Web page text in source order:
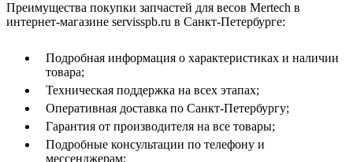
Преимущества покупки запчастей для весов Mertech в
интернет-магазине servisspb.ru в Санкт-Петербурге:
Подробная информация о характеристиках и наличии
товара;
Техническая поддержка на всех этапах;
Оперативная доставка по Санкт-Петербургу;
Гарантия от производителя на все товары;
Подробные консультации по телефону и
мессенджерам;